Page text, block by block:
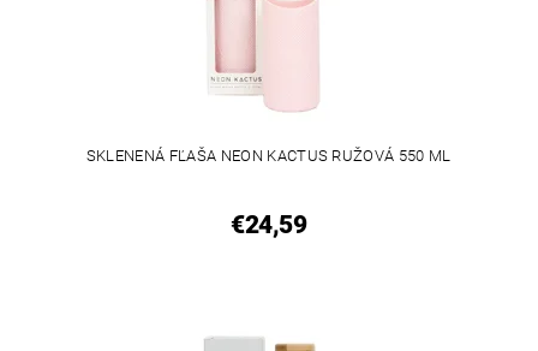
SKLENENÁ FĽAŠA NEON KACTUS RUŽOVÁ 550 ML
€24,59